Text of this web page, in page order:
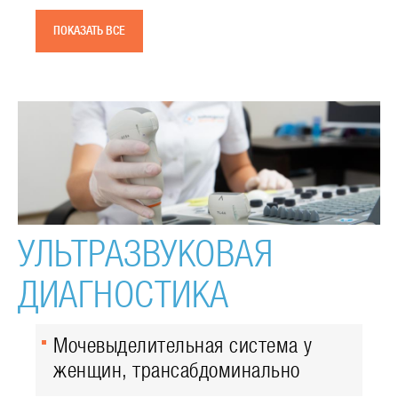
ПОКАЗАТЬ ВСЕ
УЛЬТРАЗВУКОВАЯ
ДИАГНОСТИКА
Мочевыделительная система у
женщин, трансабдоминально